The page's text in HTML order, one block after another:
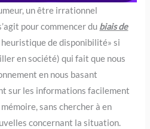
un être irrationnel
pour commencer du biais de
de disponibilité» si
en société) qui fait que nous
en nous basant
sur les informations facilement
sans chercher à en
concernant la situation.